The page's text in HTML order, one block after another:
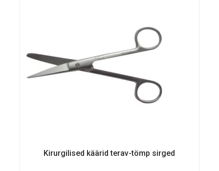
Kirurgilised käärid terav-tömp sirged